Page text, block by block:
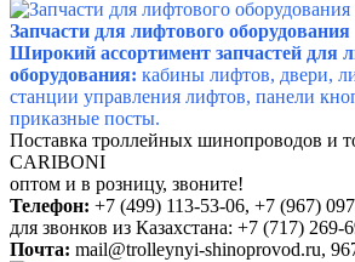
Запчасти для лифтового оборудования
Широкий ассортимент запчастей для
оборудования: кабины лифтов, двери,
станции управления лифтов, панели
приказные посты.
Поставка троллейных шинопроводов и
CARIBONI
оптом и в розницу, звоните!
Телефон: +7 (499) 113-53-06, +7 (967)
для звонков из Казахстана: +7 (717) 269-
Почта: mail@trolleynyi-shinoprovod.ru,